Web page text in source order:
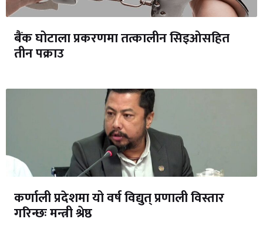
बैंक घोटाला प्रकरणमा तत्कालीन सिइओसहित
तीन पक्राउ
कर्णाली प्रदेशमा यो वर्ष विद्युत् प्रणाली विस्तार
गरिन्छः मन्त्री श्रेष्ठ